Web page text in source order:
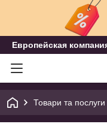
Европейская
Товари та послуги